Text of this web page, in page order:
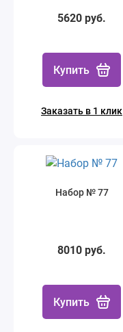
5620 руб.
Купить
Заказать в 1 клик
Набор № 77
8010 руб.
Купить